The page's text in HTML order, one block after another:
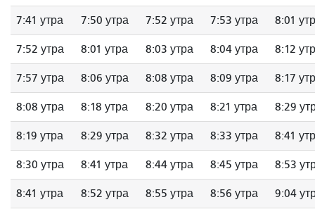
7:41 утра 7:50 утра 7:52 утра 7:53 утра 8:01
7:52 утра 8:01 утра 8:03 утра 8:04 утра 8:12
7:57 утра 8:06 утра 8:08 утра 8:09 утра 8:17
8:08 утра 8:18 утра 8:20 утра 8:21 утра 8:29
8:19 утра 8:29 утра 8:32 утра 8:33 утра 8:41
8:30 утра 8:41 утра 8:44 утра 8:45 утра 8:53
8:41 утра 8:52 утра 8:55 утра 8:56 утра 9:04